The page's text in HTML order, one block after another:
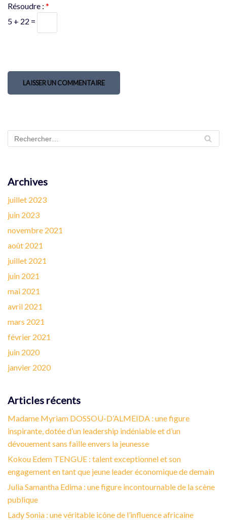
Résoudre : *
5 + 22 =
Archives
juillet 2023
juin 2023
novembre 2021
août 2021
juillet 2021
juin 2021
mai 2021
avril 2021
mars 2021
février 2021
juin 2020
janvier 2020
Articles récents
Madame Myriam DOSSOU-D’ALMEIDA : une figure
inspirante, dotée d’un leadership indéniable et d’un
dévouement sans faille envers la jeunesse
Kokou Edem TENGUE : talent exceptionnel et son
engagement en tant que jeune leader économique de demain
Julia Samantha Edima : une figure incontournable de la scène
publique
Lady Sonia : une véritable icône de l’influence africaine